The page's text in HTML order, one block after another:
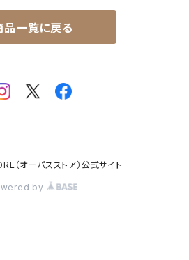
品一覧に戻る
（オーパスストア）公式サイト
by